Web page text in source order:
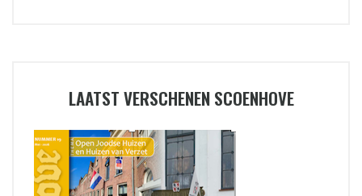
LAATST VERSCHENEN SCOENHOVE